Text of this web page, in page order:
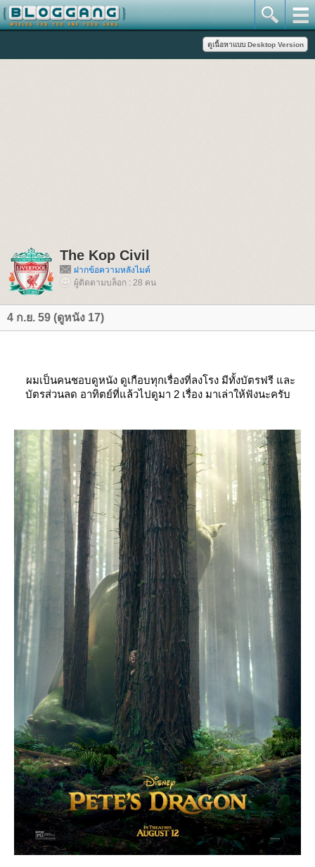
The Kop Civil
ฝากข้อความหลังไมค์
ผู้ติดตามบล็อก : 28 คน
4 ก.ย. 59 (ดูหนัง 17)
ผมเป็นคนชอบดูหนัง ดูเกือบทุกเรื่องที่ลงโรง มีทั้งบัตรฟรี และ
บัตรส่วนลด อาทิตย์ที่แล้วไปดูมา 2 เรื่อง มาเล่าให้ฟังนะครับ